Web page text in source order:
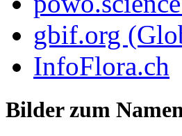
gbif.org
InfoFlora.ch
Bilder zum